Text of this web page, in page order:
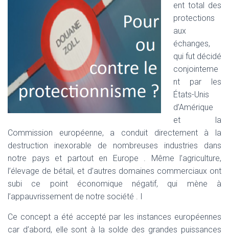
I
O
ent total des
protections
aux
échanges,
qui fut décidé
conjointeme
nt par les
États-Unis
d’Amérique
et la
Commission européenne, a conduit directement à la
destruction inexorable de nombreuses industries dans
notre pays et partout en Europe . Même l’agriculture,
l’élevage de bétail, et d’autres domaines commerciaux ont
subi ce point économique négatif, qui mène à
l’appauvrissement de notre société . I
Ce concept a été accepté par les instances européennes
car d’abord, elle sont à la solde des grandes puissances